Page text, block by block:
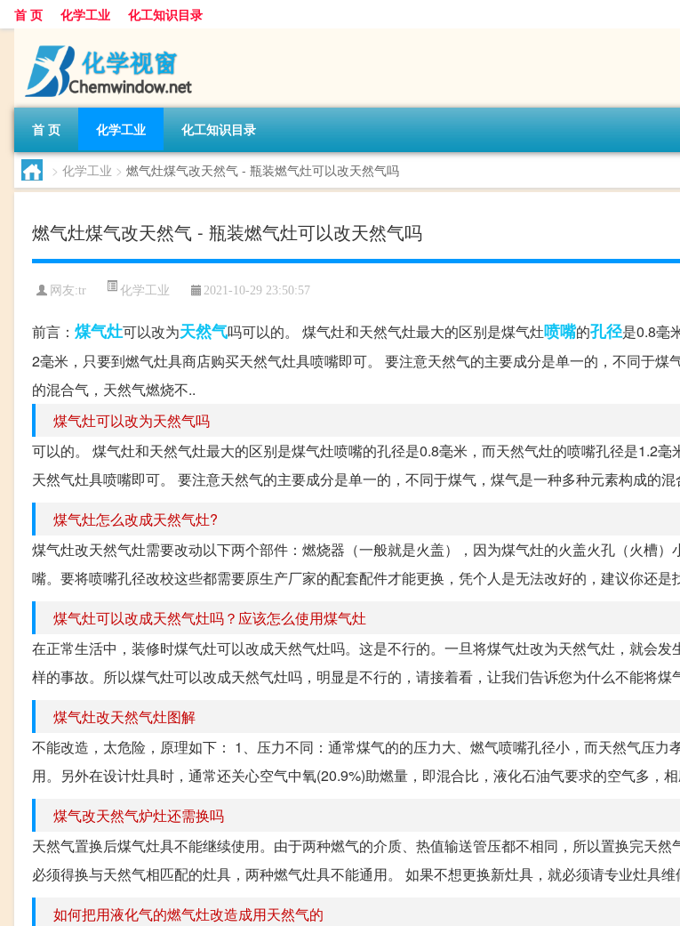
首 页 化学工业 化工知识目录
首 页 化学工业 化工知识目录
> 化学工业 > 燃气灶煤气改天然气 - 瓶装燃气灶可以改天然气吗
燃气灶煤气改天然气 - 瓶装燃气灶可以改天然气吗
网友:tr 化学工业 2021-10-29 23:50:57
前言： 煤气灶可以改为天然气吗可以的。 煤气灶和天然气灶最大的区别是煤气灶喷嘴的孔径是0.8毫
2毫米，只要到燃气灶具商店购买天然气灶具喷嘴即可。 要注意天然气的主要成分是单一的，不同于煤
的混合气，天然气燃烧不..
煤气灶可以改为天然气吗
可以的。 煤气灶和天然气灶最大的区别是煤气灶喷嘴的孔径是0.8毫米，而天然气灶的喷嘴孔径是1.2
天然气灶具喷嘴即可。 要注意天然气的主要成分是单一的，不同于煤气，煤气是一种多种元素构成的
煤气灶怎么改成天然气灶?
煤气灶改天然气灶需要改动以下两个部件：燃烧器（一般就是火盖），因为煤气灶的火盖火孔（火槽）
嘴。要将喷嘴孔径改校这些都需要原生产厂家的配套配件才能更换，凭个人是无法改好的，建议你还是
煤气灶可以改成天然气灶吗？应该怎么使用煤气灶
在正常生活中，装修时煤气灶可以改成天然气灶吗。这是不行的。一旦将煤气灶改为天然气灶，就会发
样的事故。所以煤气灶可以改成天然气灶吗，明显是不行的，请接着看，让我们告诉您为什么不能将煤
煤气灶改天然气灶图解
不能改造，太危险，原理如下： 1、压力不同：通常煤气的的压力大、燃气喷嘴孔径小，而天然气压力
用。另外在设计灶具时，通常还关心空气中氧(20.9%)助燃量，即混合比，液化石油气要求的空气多，
煤气改天然气炉灶还需换吗
天然气置换后煤气灶具不能继续使用。由于两种燃气的介质、热值输送管压都不相同，所以置换完天然
必须得换与天然气相匹配的灶具，两种燃气灶具不能通用。 如果不想更换新灶具，就必须请专业灶具
如何把用液化气的燃气灶改造成用天然气的